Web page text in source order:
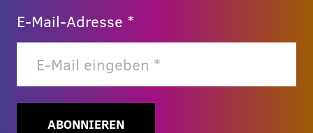
E-Mail-Adresse *
ABONNIEREN